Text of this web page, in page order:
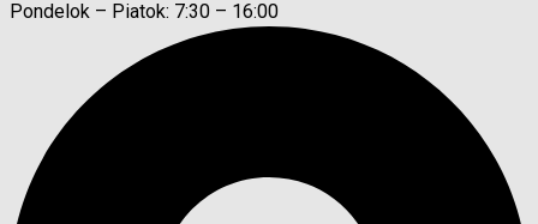
Pondelok – Piatok: 7:30 – 16:00